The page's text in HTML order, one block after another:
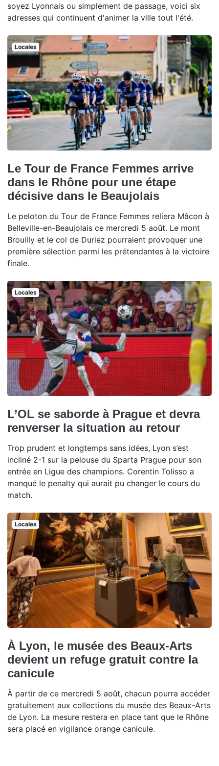
soyez Lyonnais ou simplement de passage, voici six
adresses qui continuent d'animer la ville tout l'été.
Locales
Le Tour de France Femmes arrive
dans le Rhône pour une étape
décisive dans le Beaujolais
Le peloton du Tour de France Femmes reliera Mâcon à
Belleville-en-Beaujolais ce mercredi 5 août. Le mont
Brouilly et le col de Duriez pourraient provoquer une
première sélection parmi les prétendantes à la victoire
finale.
Locales
L’OL se saborde à Prague et devra
renverser la situation au retour
Trop prudent et longtemps sans idées, Lyon s’est
incliné 2-1 sur la pelouse du Sparta Prague pour son
entrée en Ligue des champions. Corentin Tolisso a
manqué le penalty qui aurait pu changer le cours du
match.
Locales
À Lyon, le musée des Beaux-Arts
devient un refuge gratuit contre la
canicule
À partir de ce mercredi 5 août, chacun pourra accéder
gratuitement aux collections du musée des Beaux-Arts
de Lyon. La mesure restera en place tant que le Rhône
sera placé en vigilance orange canicule.